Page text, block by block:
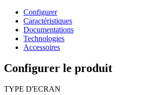
Configurer
Caractéristiques
Documentations
Technologies
Accessoires
Configurer le produit
TYPE D'ECRAN